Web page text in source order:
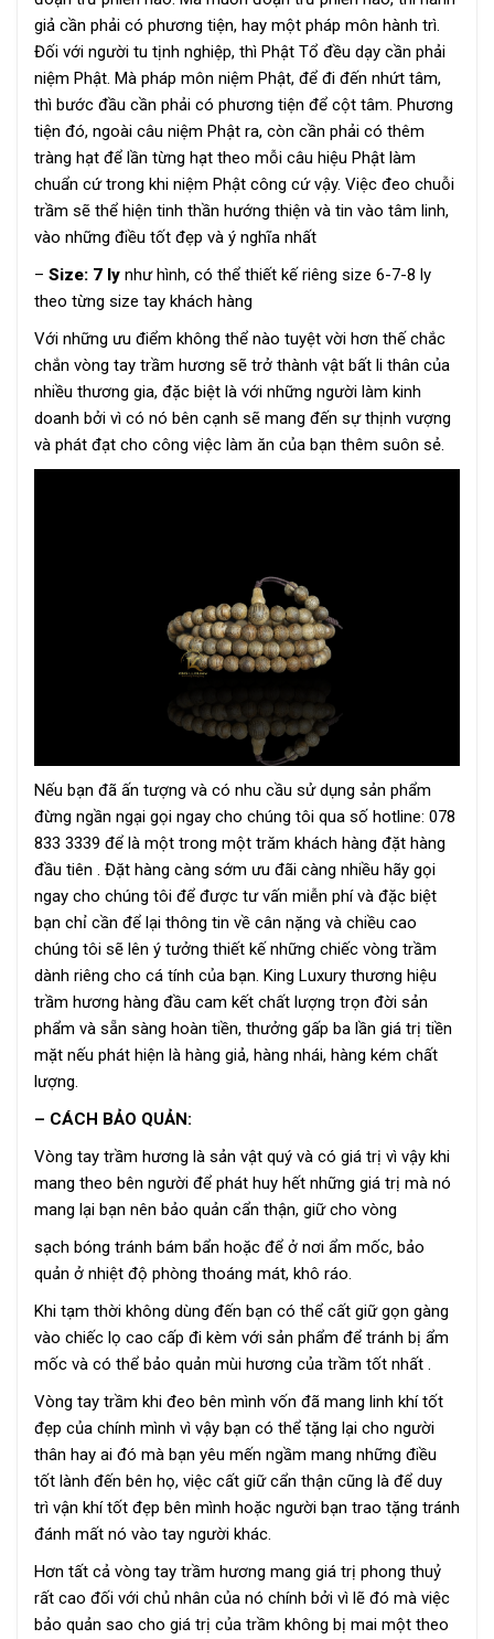
giả cần phải có phương tiện, hay một pháp môn hành trì.
Đối với người tu tịnh nghiệp, thì Phật Tổ đều dạy cần phải
niệm Phật. Mà pháp môn niệm Phật, để đi đến nhứt tâm,
thì bước đầu cần phải có phương tiện để cột tâm. Phương
tiện đó, ngoài câu niệm Phật ra, còn cần phải có thêm
tràng hạt để lần từng hạt theo mỗi câu hiệu Phật làm
chuẩn cứ trong khi niệm Phật công cứ vậy. Việc đeo chuỗi
trầm sẽ thể hiện tinh thần hướng thiện và tin vào tâm linh,
vào những điều tốt đẹp và ý nghĩa nhất
– Size: 7 ly như hình, có thể thiết kế riêng size 6-7-8 ly
theo từng size tay khách hàng
Với những ưu điểm không thể nào tuyệt vời hơn thế chắc
chắn vòng tay trầm hương sẽ trở thành vật bất li thân của
nhiều thương gia, đặc biệt là với những người làm kinh
doanh bởi vì có nó bên cạnh sẽ mang đến sự thịnh vượng
và phát đạt cho công việc làm ăn của bạn thêm suôn sẻ.
Nếu bạn đã ấn tượng và có nhu cầu sử dụng sản phẩm
đừng ngần ngại gọi ngay cho chúng tôi qua số hotline: 078
833 3339 để là một trong một trăm khách hàng đặt hàng
đầu tiên . Đặt hàng càng sớm ưu đãi càng nhiều hãy gọi
ngay cho chúng tôi để được tư vấn miễn phí và đặc biệt
bạn chỉ cần để lại thông tin về cân nặng và chiều cao
chúng tôi sẽ lên ý tưởng thiết kế những chiếc vòng trầm
dành riêng cho cá tính của bạn. King Luxury thương hiệu
trầm hương hàng đầu cam kết chất lượng trọn đời sản
phẩm và sẵn sàng hoàn tiền, thưởng gấp ba lần giá trị tiền
mặt nếu phát hiện là hàng giả, hàng nhái, hàng kém chất
lượng.
– CÁCH BẢO QUẢN:
Vòng tay trầm hương là sản vật quý và có giá trị vì vậy khi
mang theo bên người để phát huy hết những giá trị mà nó
mang lại bạn nên bảo quản cẩn thận, giữ cho vòng
sạch bóng tránh bám bẩn hoặc để ở nơi ẩm mốc, bảo
quản ở nhiệt độ phòng thoáng mát, khô ráo.
Khi tạm thời không dùng đến bạn có thể cất giữ gọn gàng
vào chiếc lọ cao cấp đi kèm với sản phẩm để tránh bị ẩm
mốc và có thể bảo quản mùi hương của trầm tốt nhất .
Vòng tay trầm khi đeo bên mình vốn đã mang linh khí tốt
đẹp của chính mình vì vậy bạn có thể tặng lại cho người
thân hay ai đó mà bạn yêu mến ngầm mang những điều
tốt lành đến bên họ, việc cất giữ cẩn thận cũng là để duy
trì vận khí tốt đẹp bên mình hoặc người bạn trao tặng tránh
đánh mất nó vào tay người khác.
Hơn tất cả vòng tay trầm hương mang giá trị phong thuỷ
rất cao đối với chủ nhân của nó chính bởi vì lẽ đó mà việc
bảo quản sao cho giá trị của trầm không bị mai một theo